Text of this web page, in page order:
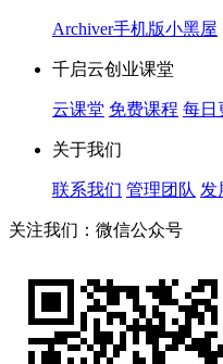
Archiver手机版小黑屋
千启云创业课堂
云课堂 免费课程 每日
关于我们
联系我们 管理团队 发
关注我们：微信公众号